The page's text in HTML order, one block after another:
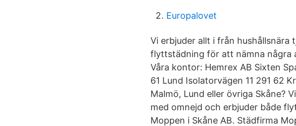
Europalovet
Vi erbjuder allt i från
flyttstädning för att nämna några
Våra kontor: Hemrex AB Sixten
61 Lund Isolatorvägen 11 291 62
Malmö, Lund eller övriga Skåne?
med omnejd och erbjuder både
Moppen i Skåne AB. Städfirma